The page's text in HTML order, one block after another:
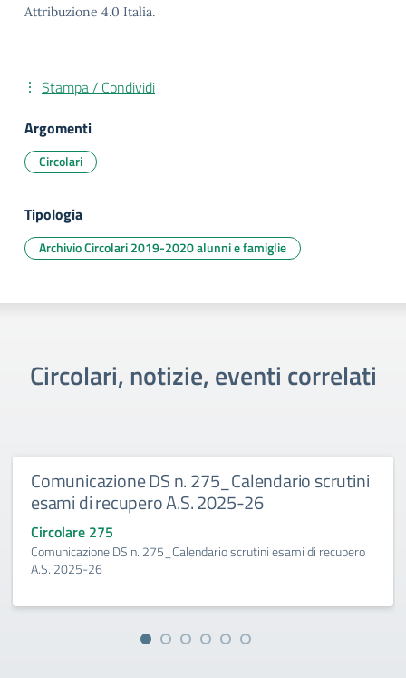
Attribuzione 4.0 Italia.
Stampa / Condividi
Argomenti
Circolari
Tipologia
Archivio Circolari 2019-2020 alunni e famiglie
Circolari, notizie, eventi correlati
Comunicazione DS n. 275_Calendario scrutini
esami di recupero A.S. 2025-26
Circolare 275
Comunicazione DS n. 275_Calendario scrutini esami di recupero
A.S. 2025-26